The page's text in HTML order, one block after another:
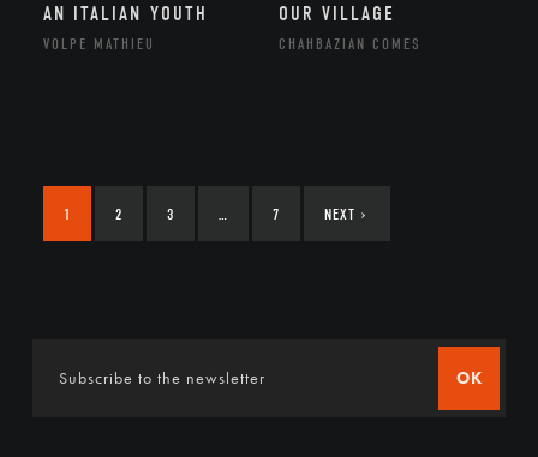
AN ITALIAN YOUTH
VOLPE MATHIEU
OUR VILLAGE
CHAHBAZIAN COMES
1 2 3 7 NEXT ›
OK